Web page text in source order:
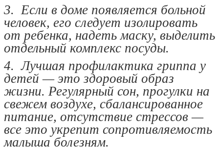
3. Если в доме появляется больной
человек, его следует изолировать
от ребенка, надеть маску, выделить
отдельный комплекс посуды.
4. Лучшая профилактика гриппа у
детей — это здоровый образ
жизни. Регулярный сон, прогулки на
свежем воздухе, сбалансированное
питание, отсутствие стрессов —
все это укрепит сопротивляемость
малыша болезням.